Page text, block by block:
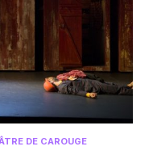
DE CAROUGE